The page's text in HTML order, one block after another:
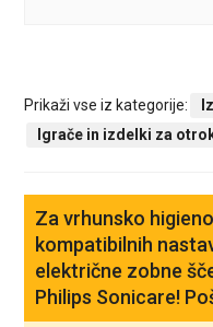
Prikaži vse iz kategorije:
Igrače in izdelki za
Za vrhunsko
kompatibilnih
električne zobne
Philips Sonicare!